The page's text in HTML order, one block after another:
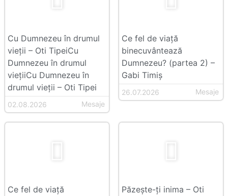
Cu Dumnezeu în drumul
vieții – Oti TipeiCu
Dumnezeu în drumul
viețiiCu Dumnezeu în
drumul vieții – Oti Tipei
02.08.2026 Mesaje
Ce fel de viață
binecuvântează
Dumnezeu? (partea 2) –
Gabi Timiș
26.07.2026 Mesaje
Ce fel de viață
Păzește-ți inima – Oti